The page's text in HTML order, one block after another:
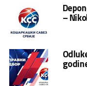
–